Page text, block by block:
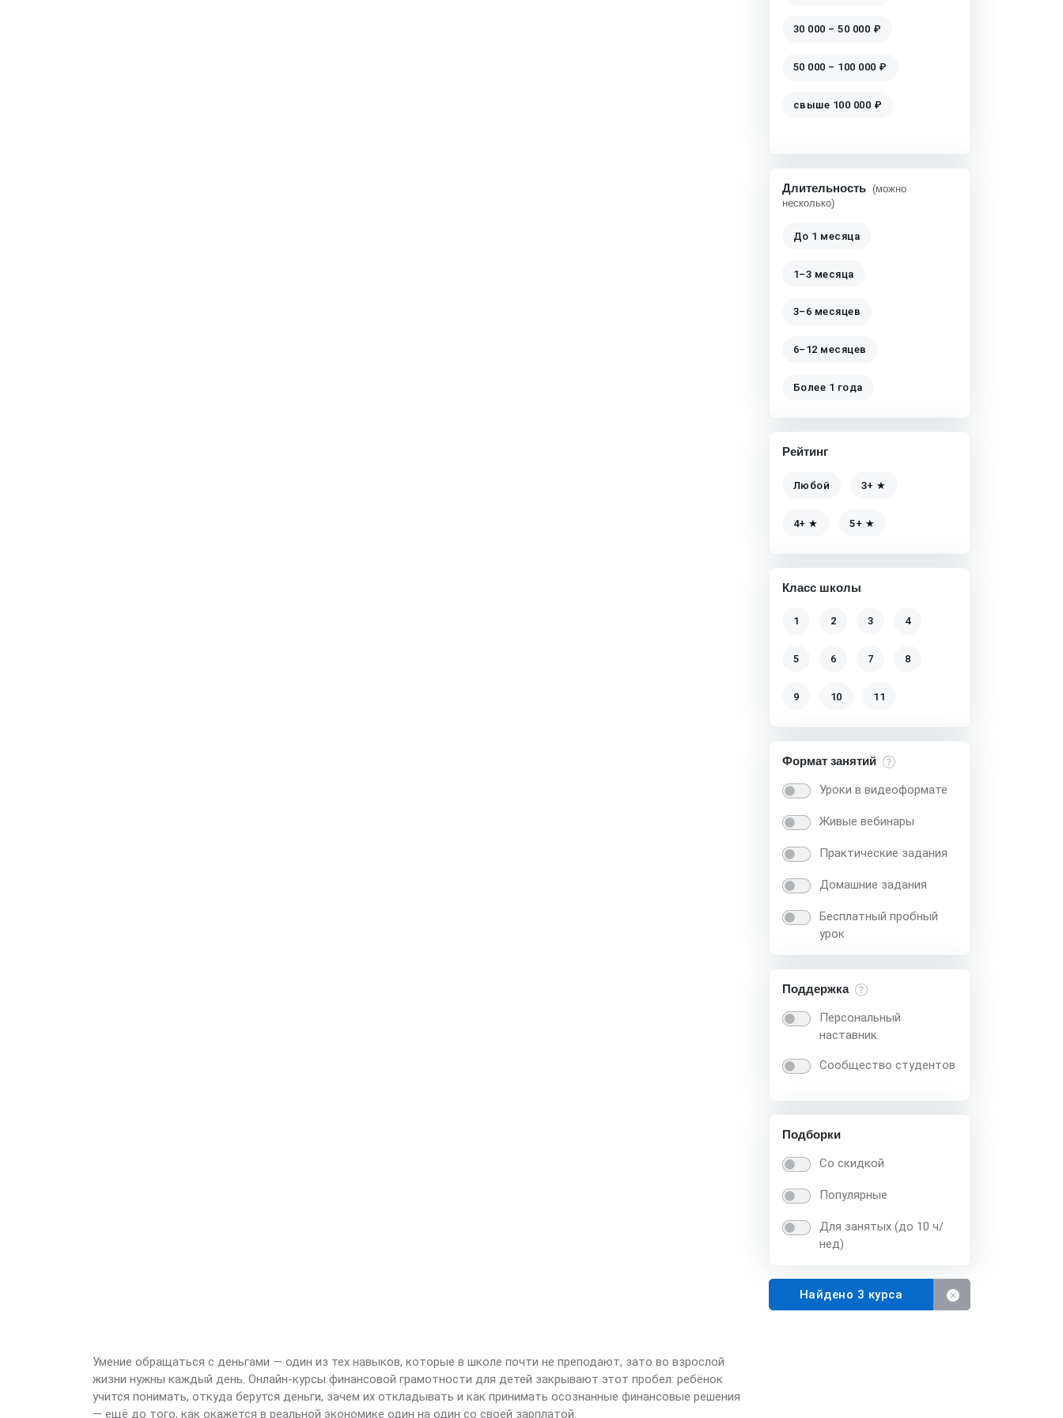
30 000 – 50 000 ₽
50 000 – 100 000 ₽
свыше 100 000 ₽
Длительность (можно
несколько)
До 1 месяца
1–3 месяца
3–6 месяцев
6–12 месяцев
Более 1 года
Рейтинг
Любой 3+ ★
4+ ★ 5+ ★
Класс школы
1 2 3 4
5 6 7 8
9 10 11
Формат занятий
Уроки в видеоформате
Живые вебинары
Практические задания
Домашние задания
Бесплатный пробный
урок
Поддержка
Персональный
наставник
Сообщество студентов
Подборки
Со скидкой
Популярные
Для занятых (до 10 ч/
нед)
Найдено 3 курса
Умение обращаться с деньгами — один из тех навыков, которые в школе почти не преподают, зато во взрослой
жизни нужны каждый день. Онлайн-курсы финансовой грамотности для детей закрывают этот пробел: ребёнок
учится понимать, откуда берутся деньги, зачем их откладывать и как принимать осознанные финансовые решения
— ещё до того, как окажется в реальной экономике один на один со своей зарплатой.